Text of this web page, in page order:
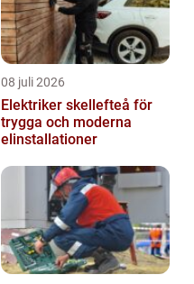
08 juli 2026
Elektriker skellefteå för
trygga och moderna
elinstallationer